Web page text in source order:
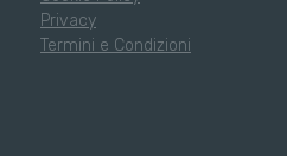
Privacy
Termini e Condizioni